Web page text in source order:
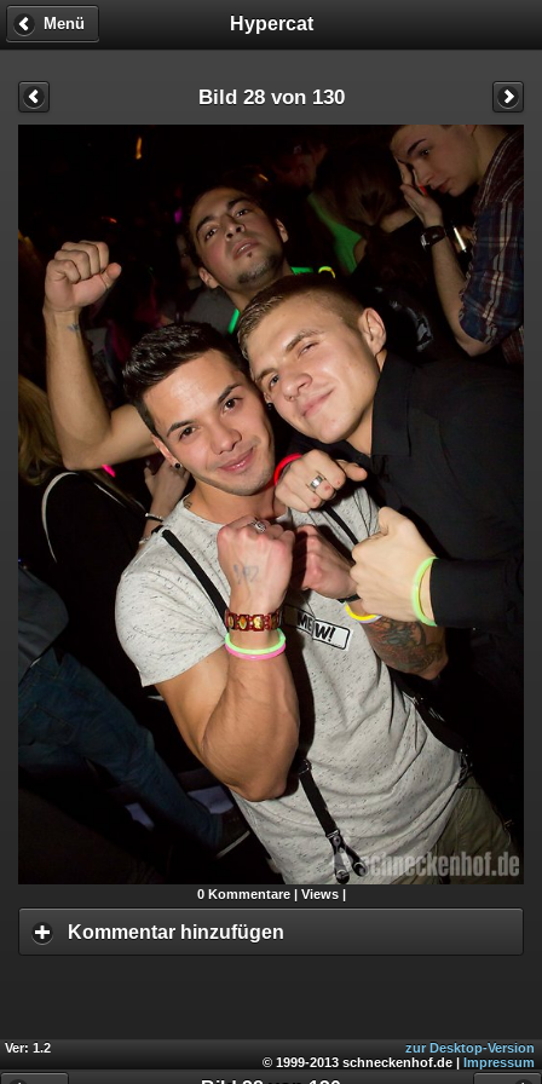
Hypercat
Menü
Bild 28 von 130
0Kommentare | Views |
Kommentar hinzufügen
Ver: 1.2
zur Desktop-Version
© 1999-2013 schneckenhof.de | Impressum